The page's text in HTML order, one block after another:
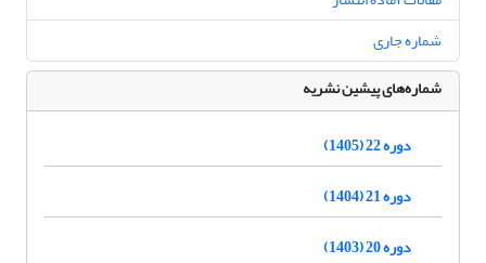
شماره جاری
شماره‌های پیشین نشریه
دوره 22 (1405)
دوره 21 (1404)
دوره 20 (1403)